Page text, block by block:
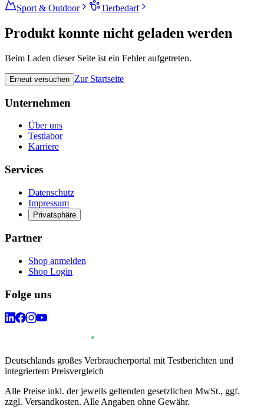
Sport & Outdoor
Tierbedarf
Produkt konnte nicht geladen werden
Beim Laden dieser Seite ist ein Fehler aufgetreten.
Erneut versuchen Zur Startseite
Unternehmen
Über uns
Testlabor
Karriere
Services
Datenschutz
Impressum
Privatsphäre
Partner
Shop anmelden
Shop Login
Folge uns
Deutschlands großes Verbraucherportal mit Testberichten und
integriertem Preisvergleich
Alle Preise inkl. der jeweils geltenden gesetzlichen MwSt., ggf.
zzgl. Versandkosten. Alle Angaben ohne Gewähr.